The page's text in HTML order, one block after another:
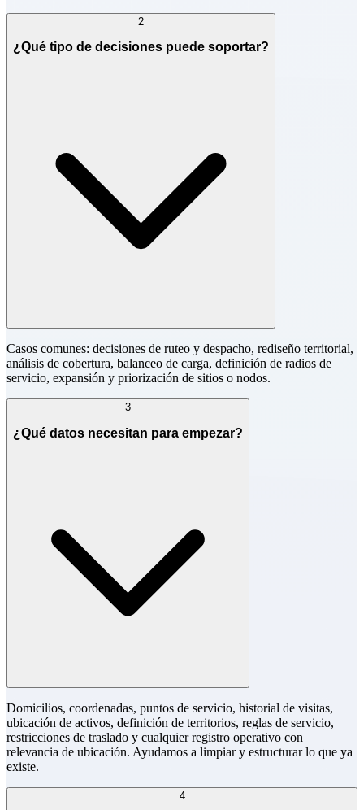
2
¿Qué tipo de decisiones puede soportar?
Casos comunes: decisiones de ruteo y despacho, rediseño territorial,
análisis de cobertura, balanceo de carga, definición de radios de
servicio, expansión y priorización de sitios o nodos.
3
¿Qué datos necesitan para empezar?
Domicilios, coordenadas, puntos de servicio, historial de visitas,
ubicación de activos, definición de territorios, reglas de servicio,
restricciones de traslado y cualquier registro operativo con
relevancia de ubicación. Ayudamos a limpiar y estructurar lo que ya
existe.
4